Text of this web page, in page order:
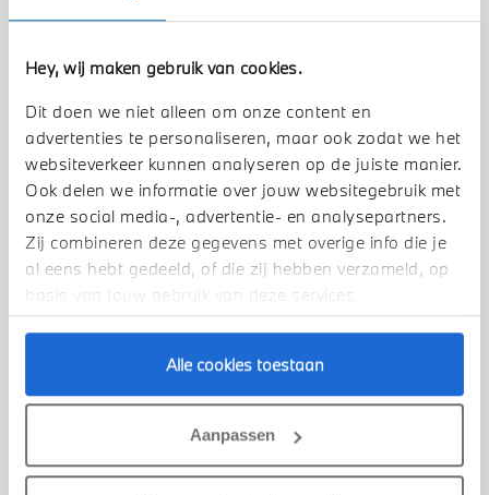
Hey, wij maken gebruik van cookies.
Dit doen we niet alleen om onze content en
advertenties te personaliseren, maar ook zodat we het
websiteverkeer kunnen analyseren op de juiste manier.
Ook delen we informatie over jouw websitegebruik met
onze social media-, advertentie- en analysepartners.
Zij combineren deze gegevens met overige info die je
al eens hebt gedeeld, of die zij hebben verzameld, op
basis van jouw gebruik van deze services.
Alle cookies toestaan
Aanpassen
Almelo
€ 69.655of€ 1.287p/m